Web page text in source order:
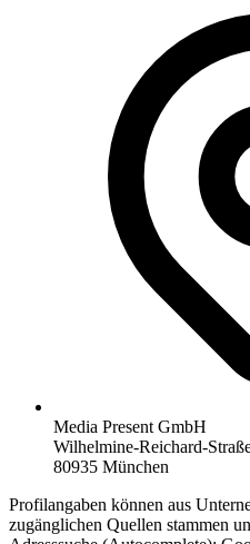
Media Present GmbH
Wilhelmine-Reichard-
80935 München
Profilangaben können aus
zugänglichen Quellen stammen